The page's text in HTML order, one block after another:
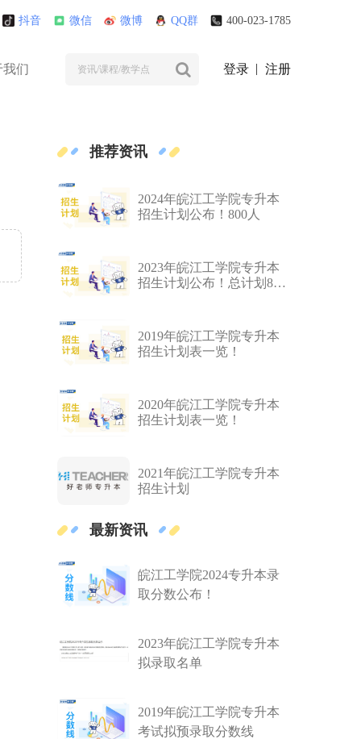
抖音 微信 微博 QQ群 400-023-1785
我们 登录 注册
推荐资讯
2024年皖江工学院专升本
招生计划公布！800人
2023年皖江工学院专升本
招生计划公布！总计划800
2019年皖江工学院专升本
招生计划表一览！
2020年皖江工学院专升本
招生计划表一览！
2021年皖江工学院专升本
招生计划
最新资讯
皖江工学院2024专升本录
取分数公布！
2023年皖江工学院专升本
拟录取名单
2019年皖江工学院专升本
考试拟预录取分数线